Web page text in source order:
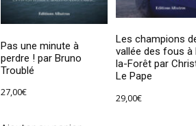
Pas une minute à
perdre ! par Bruno
Troublé
27,00€
Les champions
vallée des fous à
la-Forêt par
Le Pape
29,00€